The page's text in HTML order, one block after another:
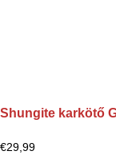
Shungite karkötő
€29,99